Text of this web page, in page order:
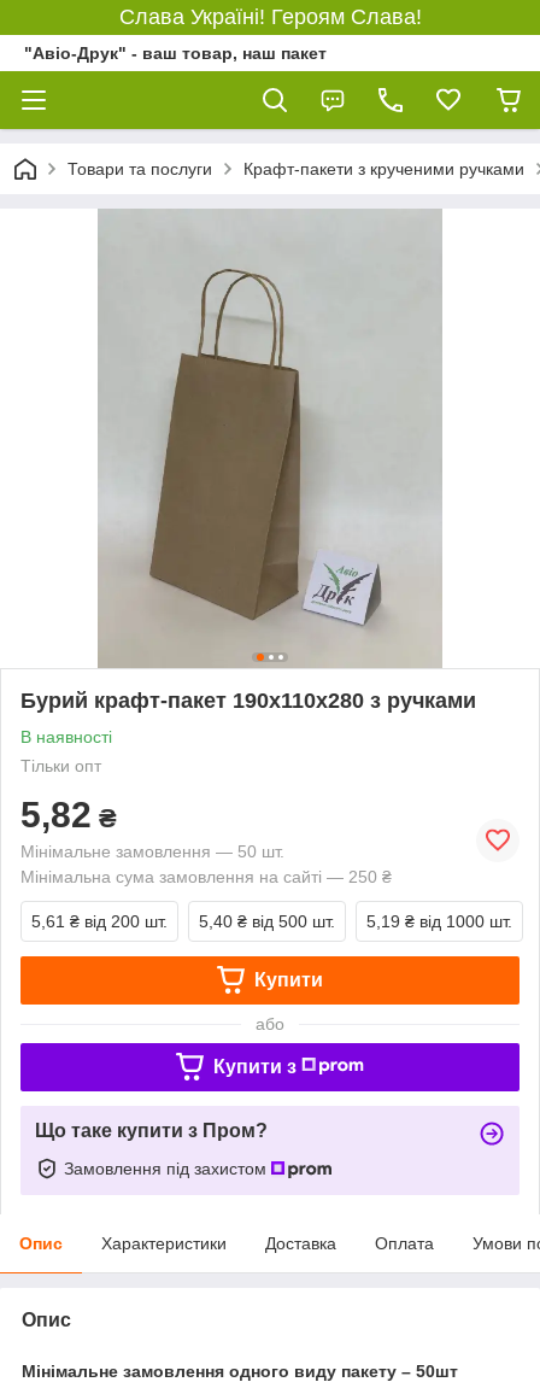
Слава Україні! Героям Слава!
"Авіо-Друк" - ваш товар, наш пакет
Товари та послуги Крафт-пакети з крученими ручками
Бурий крафт-пакет 190х110х280 з ручками
В наявності
Тільки опт
5,82 ₴
Мінімальне замовлення — 50 шт.
Мінімальна сума замовлення на сайті — 250 ₴
5,61 ₴ від 200 шт. 5,40 ₴ від 500 шт. 5,19 ₴ від 1000 шт.
Купити
або
Купити з
Що таке купити з Пром?
Замовлення під захистом
Опис Характеристики Доставка Оплата Умови
Опис
Мінімальне замовлення одного виду пакету – 50шт